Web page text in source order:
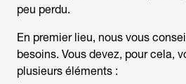
peu perdu.
En premier lieu, nous vous
besoins. Vous devez, pour cela,
plusieurs éléments :